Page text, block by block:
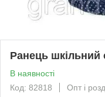
Ранець шкільний
В наявності
Код: 82818
Опт і